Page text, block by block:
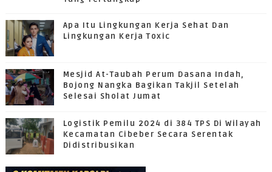
Apa Itu Lingkungan Kerja Sehat Dan
Lingkungan Kerja Toxic
Mesjid At-Taubah Perum Dasana Indah,
Bojong Nangka Bagikan Takjil Setelah
Selesai Sholat Jumat
Logistik Pemilu 2024 di 384 TPS Di Wilayah
Kecamatan Cibeber Secara Serentak
Didistribusikan